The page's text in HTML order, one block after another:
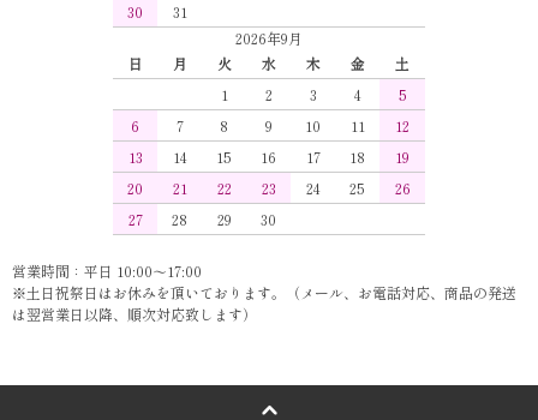
30
31
2026年9月
日
月 火 水 木 金
土
1
2 3 4
5
6
7 8 9 10 11
12
13
14 15 16 17 18
19
20
21 22 23 24 25
26
27
28 29 30
営業時間：平日 10:00～17:00
※土日祝祭日はお休みを頂いております。（メール、お電話対応、商品の発送
は翌営業日以降、順次対応致します）